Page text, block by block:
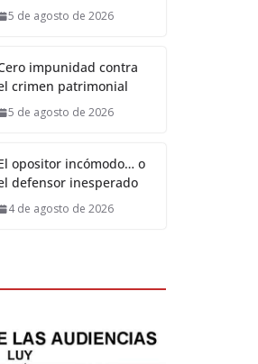
5 de agosto de 2026
impunidad contra
crimen patrimonial
5 de agosto de 2026
opositor incómodo… o
defensor inesperado
4 de agosto de 2026